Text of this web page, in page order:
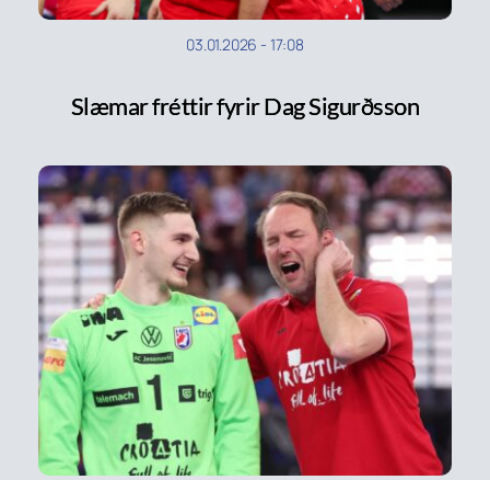
03.01.2026 - 17:08
Slæmar fréttir fyrir Dag Sigurðsson